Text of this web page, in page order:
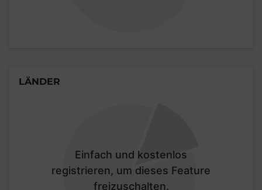
LÄNDER
Einfach und kostenlos
registrieren, um dieses Feature
freizuschalten.